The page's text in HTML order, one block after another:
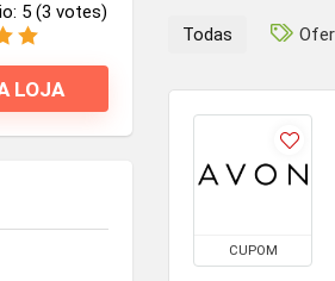
5 (3 votes)
LOJA
Todas
CUPOM